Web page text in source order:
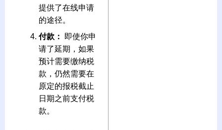
提供了在线申请
的途径。
付款：
即使你申
请了延期，如果
预计需要缴纳税
款，仍然需要在
原定的报税截止
日期之前支付税
款。